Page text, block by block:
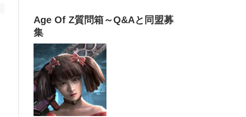
Age Of Z質問箱～Q&Aと同盟募
集